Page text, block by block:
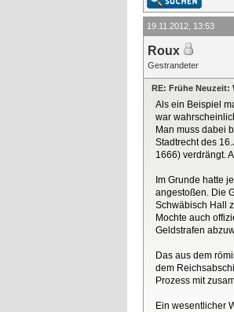
19.11.2012, 13:53
Roux
Gestrandeter
RE: Frühe Neuzeit:
Als ein Beispiel
war
Man muss dabei
Stadtrecht des
1666) verdrängt.
Im Grunde hatte
angestoßen. Die
Schwäbisch Hall
Mochte auch
Geldstrafen
Das aus dem
dem
Prozess mit
Ein wesentlicher